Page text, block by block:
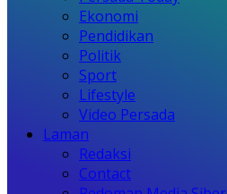
Ekonomi
Pendidikan
Politik
Sport
Lifestyle
Video Persada
Laman
Redaksi
Contact